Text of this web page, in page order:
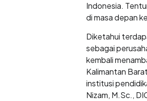
Indonesia.
di masa depan
Diketahui
sebagai
kembali
Kalimantan
institusi
Nizam, M.Sc.,